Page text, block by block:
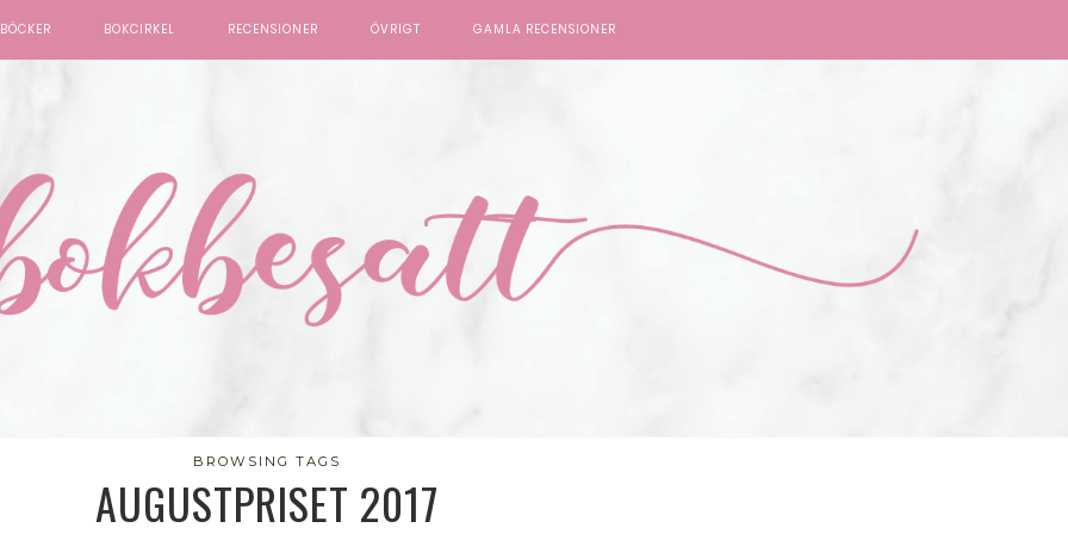
BÖCKER BOKCIRKEL RECENSIONER ÖVRIGT GAMLA RECENSIONER
BROWSING TAGS
AUGUSTPRISET 2017